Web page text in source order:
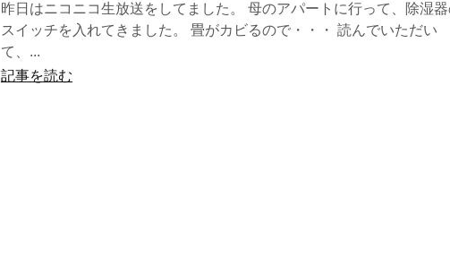
昨日はニコニコ生放送をしてました。 母のアパートに行って、除湿
スイッチを入れてきました。 畳がカビるので・・・ 読んでいただい
て、...
記事を読む